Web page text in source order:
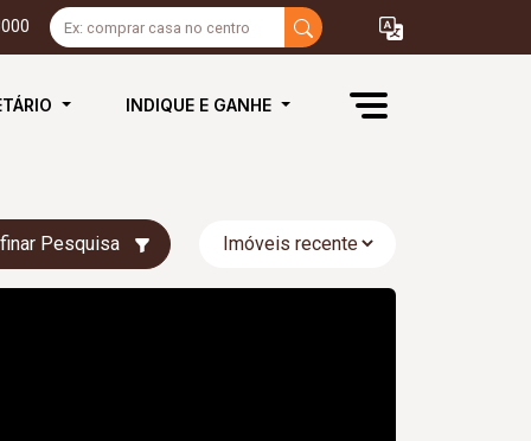
INDIQUE E GANHE
Pesquisa